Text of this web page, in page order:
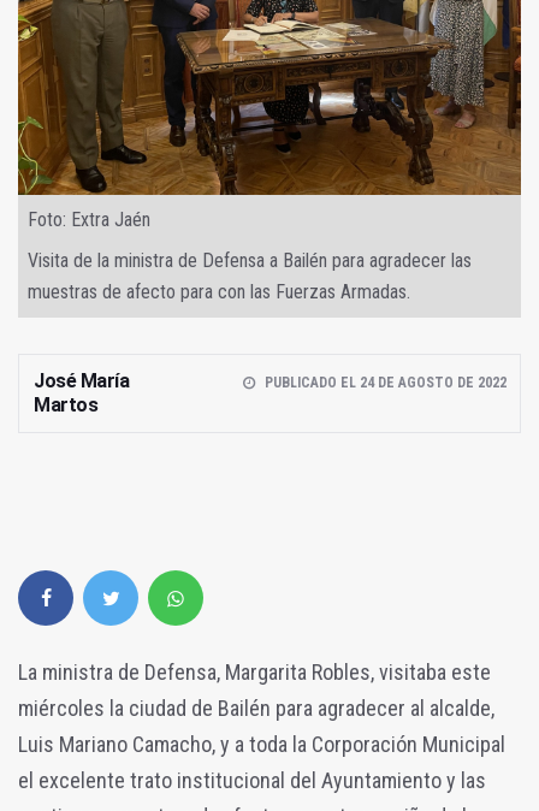
Foto: Extra Jaén
Visita de la ministra de Defensa a Bailén para agradecer las
muestras de afecto para con las Fuerzas Armadas.
José María
Martos
PUBLICADO EL 24 DE AGOSTO DE 2022
La ministra de Defensa, Margarita Robles, visitaba este
miércoles la ciudad de Bailén para agradecer al alcalde,
Luis Mariano Camacho, y a toda la Corporación Municipal
el excelente trato institucional del Ayuntamiento y las